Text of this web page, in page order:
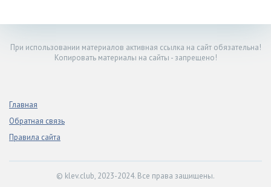
При использовании материалов активная ссылка на сайт обязательна!
Копировать материалы на сайты - запрещено!
Главная
Обратная связь
Правила сайта
© klev.club, 2023-2024. Все права защищены.